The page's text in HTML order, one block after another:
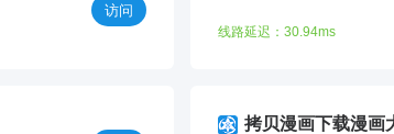
访问
线路延迟：30.94ms
拷贝漫画下载漫画